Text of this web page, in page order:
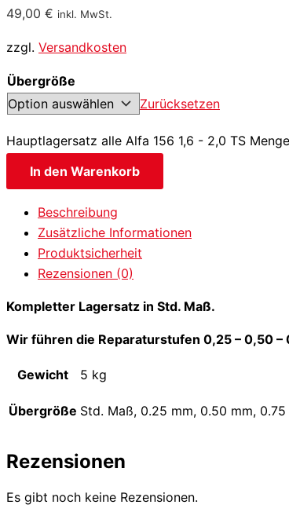
49,00 € inkl. MwSt.
zzgl. Versandkosten
Übergröße
Zurücksetzen
Hauptlagersatz alle Alfa 156 1,6 - 2,0 TS Menge
In den Warenkorb
Beschreibung
Zusätzliche Informationen
Produktsicherheit
Rezensionen (0)
Kompletter Lagersatz in Std. Maß.
Wir führen die Reparaturstufen 0,25 – 0,50 –
Gewicht 5 kg
Übergröße Std. Maß, 0.25 mm, 0.50 mm, 0.75
Rezensionen
Es gibt noch keine Rezensionen.